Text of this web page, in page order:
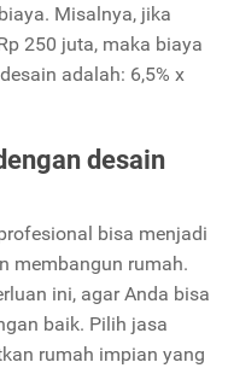
Misalnya, jika
250 juta, maka biaya
adalah: 6,5% x
desain
bisa menjadi
membangun rumah.
ini, agar Anda bisa
baik. Pilih jasa
rumah impian yang